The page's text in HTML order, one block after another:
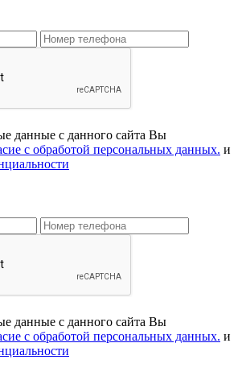
данные с данного сайта Вы
с обработой персональных данных. и
данные с данного сайта Вы
с обработой персональных данных. и